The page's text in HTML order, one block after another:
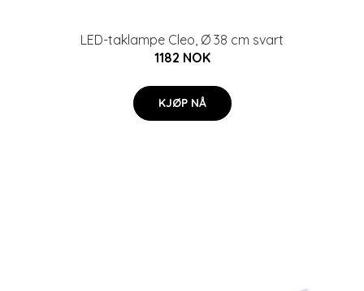
LED-taklampe Cleo, Ø 38 cm svart
1182 NOK
KJØP NÅ